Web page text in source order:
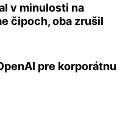
v minulosti na
čipoch, oba zrušil
pre korporátnu